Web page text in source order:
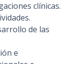
clínicas.
de las
e